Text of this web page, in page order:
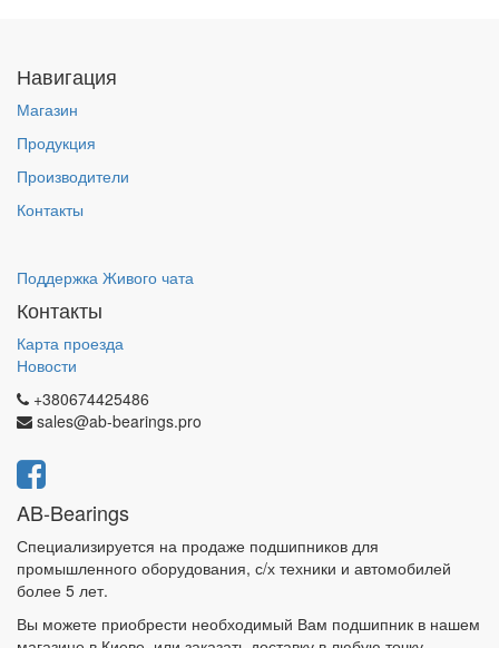
Навигация
Магазин
Продукция
Производители
Контакты
Поддержка Живого чата
Контакты
Карта проезда
Новости
+380674425486
sales@ab-bearings.pro
AB-Bearings
Специализируется на продаже подшипников для
промышленного оборудования, с/х техники и автомобилей
более 5 лет.
Вы можете приобрести необходимый Вам подшипник в нашем